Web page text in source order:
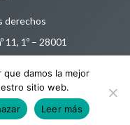
derechos
1º – 28001
78 34|
que damos la mejor
sitio web.
Leer más